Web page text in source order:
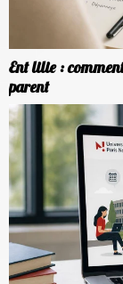
Ent lilie :
parent